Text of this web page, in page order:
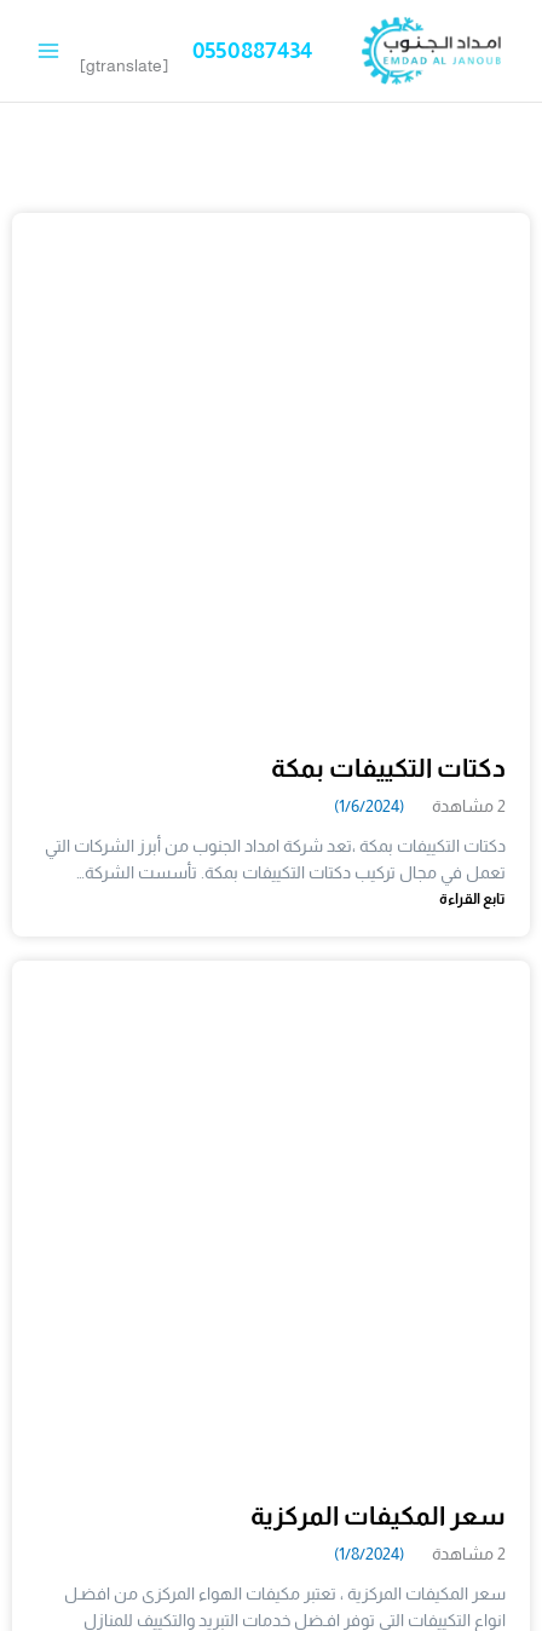
المحتوى
0550887434
[gtranslate]
دكتات التكييفات بمكة
2 مشاهدة (1/6/2024)
دكتات التكييفات بمكة ،تعد شركة امداد الجنوب من أبرز الشركات التي
تعمل في مجال تركيب دكتات التكييفات بمكة. تأسست الشركة…
تابع القراءة
سعر المكيفات المركزية
2 مشاهدة (1/8/2024)
سعر المكيفات المركزية ، تعتبر مكيفات الهواء المركزى من افضـل
انواع التكييفات التى توفر افـضل خدمات التبريد والتكييف للمنازل